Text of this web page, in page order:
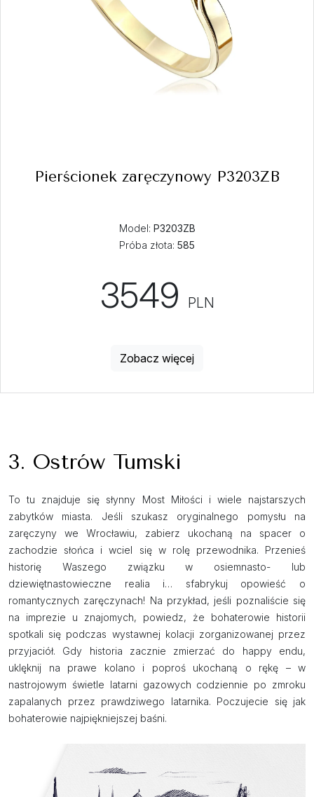
Pierścionek zaręczynowy P3203ZB
Model: P3203ZB
Próba złota: 585
3549 PLN
Zobacz więcej
3. Ostrów Tumski
To tu znajduje się słynny Most Miłości i wiele najstarszych
zabytków miasta. Jeśli szukasz oryginalnego pomysłu na
zaręczyny we Wrocławiu, zabierz ukochaną na spacer o
zachodzie słońca i wciel się w rolę przewodnika. Przenieś
historię Waszego związku w osiemnasto- lub
dziewiętnastowieczne realia i… sfabrykuj opowieść o
romantycznych zaręczynach! Na przykład, jeśli poznaliście się
na imprezie u znajomych, powiedz, że bohaterowie historii
spotkali się podczas wystawnej kolacji zorganizowanej przez
przyjaciół. Gdy historia zacznie zmierzać do happy endu,
uklęknij na prawe kolano i poproś ukochaną o rękę – w
nastrojowym świetle latarni gazowych codziennie po zmroku
zapalanych przez prawdziwego latarnika. Poczujecie się jak
bohaterowie najpiękniejszej baśni.